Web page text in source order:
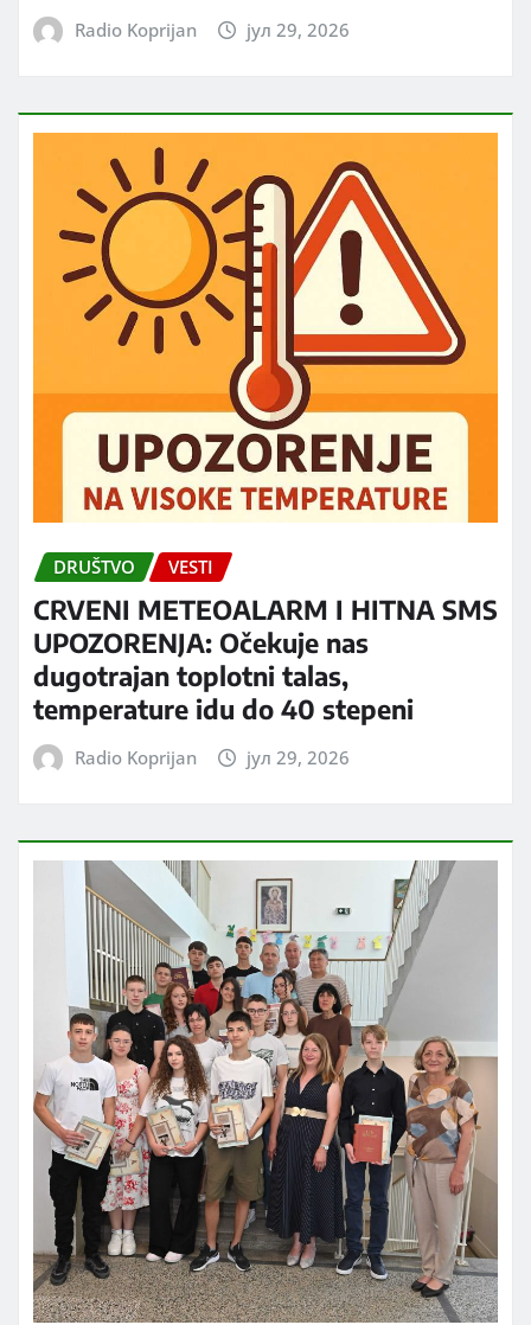
Radio Koprijan јул 29, 2026
DRUŠTVO VESTI
CRVENI METEOALARM I HITNA SMS
UPOZORENJA: Očekuje nas
dugotrajan toplotni talas,
temperature idu do 40 stepeni
Radio Koprijan јул 29, 2026